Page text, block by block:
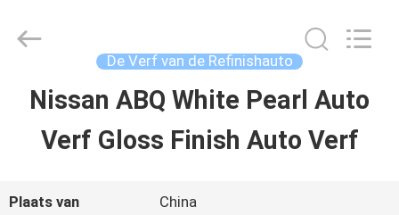
THUIS
Meklon
De Verf van de Refinishauto
Nissan ABQ White Pearl Auto
Verf Gloss Finish Auto Verf
Plaats van
China